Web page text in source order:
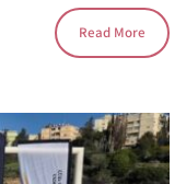
Read More